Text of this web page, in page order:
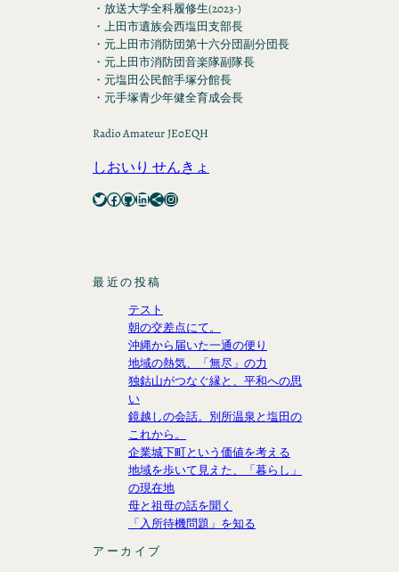
・放送大学全科履修生(2023-)
・上田市遺族会西塩田支部長
・元上田市消防団第十六分団副分団長
・元上田市消防団音楽隊副隊長
・元塩田公民館手塚分館長
・元手塚青少年健全育成会長
Radio Amateur JE0EQH
しおいり せんきょ
Twitter Facebook GitHub LinkedIn Share Icon Instagram
最近の投稿
テスト
朝の交差点にて。
沖縄から届いた一通の便り
地域の熱気、「無尽」の力
独鈷山がつなぐ縁と、平和への思
い
鏡越しの会話。別所温泉と塩田の
これから。
企業城下町という価値を考える
地域を歩いて見えた、「暮らし」
の現在地
母と祖母の話を聞く
「入所待機問題」を知る
アーカイブ